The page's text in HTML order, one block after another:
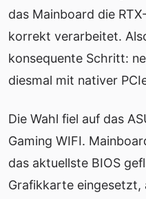
das Mainboard die
korrekt verarbeitet.
konsequente Schritt:
diesmal mit nativer
Die Wahl fiel auf das
Gaming WIFI.
das aktuellste BIOS
Grafikkarte eingesetzt,